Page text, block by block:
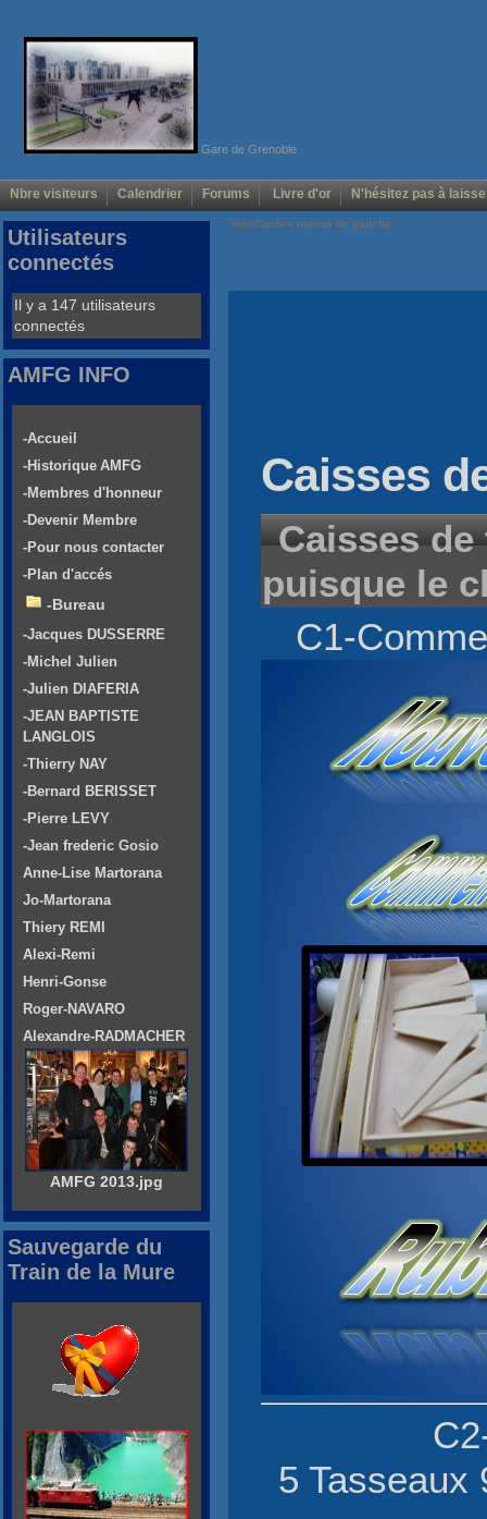
Gare de Grenoble
Nbre visiteurs Calendrier Forums Livre d'or N'hésitez pas à
Voir/Cacher menus de gauche
Caisses
Caisses de
puisque le
C1-
5 Tasseaux
Utilisateurs
connectés
Il y a 147 utilisateurs
connectés
AMFG INFO
-Accueil
-Historique AMFG
-Membres d'honneur
-Devenir Membre
-Pour nous contacter
-Plan d'accés
-Bureau
-Jacques DUSSERRE
-Michel Julien
-Julien DIAFERIA
-JEAN BAPTISTE
LANGLOIS
-Thierry NAY
-Bernard BERISSET
-Pierre LEVY
-Jean frederic Gosio
Anne-Lise Martorana
Jo-Martorana
Thiery REMI
Alexi-Remi
Henri-Gonse
Roger-NAVARO
Alexandre-RADMACHER
AMFG 2013.jpg
Sauvegarde du
Train de la Mure